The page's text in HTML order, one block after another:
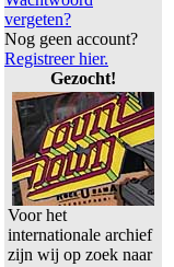
vergeten?
Nog geen account?
Registreer hier.
Gezocht!
Voor het
internationale archief
zijn wij op zoek naar